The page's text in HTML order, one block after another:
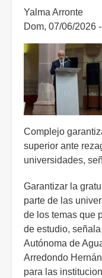
ordena
su
e
institución
se
niega
Yalma Arronte
Dom, 07/06/2026
Complejo
superior ante
universidades,
Garantizar la
parte de las
de los temas que
de estudio,
Autónoma de
Arredondo
para las